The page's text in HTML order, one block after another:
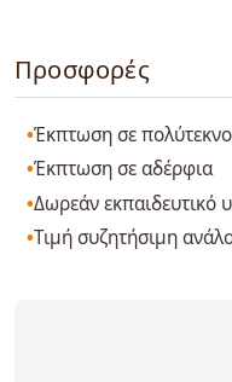
Προσφορές
Έκπτωση σε
Έκπτωση σε αδέρφια
Δωρεάν εκπαιδευτικό
Τιμή συζητήσιμη